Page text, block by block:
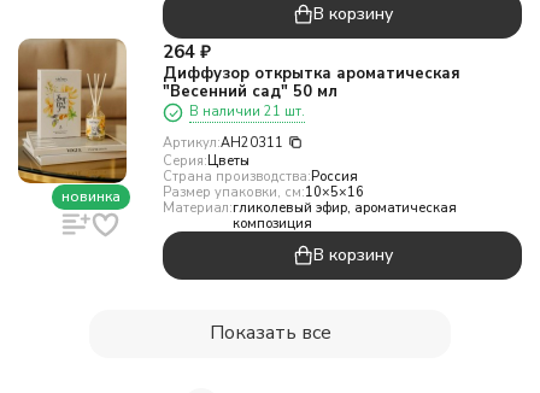
В корзину
новинка
264 ₽
Диффузор открытка ароматическая
"Весенний сад" 50 мл
В наличии 21 шт.
Артикул:АН20311
Серия:Цветы
Страна производства:Россия
Размер упаковки, см:10×5×16
Материал:гликолевый эфир, ароматическая
композиция
В корзину
Показать все